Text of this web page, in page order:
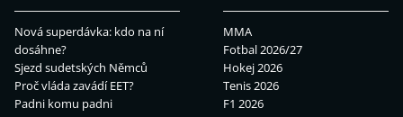
Nová superdávka: kdo na ní
dosáhne?
Sjezd sudetských Němců
Proč vláda zavádí EET?
Padni komu padni
MMA
Fotbal 2026/27
Hokej 2026
Tenis 2026
F1 2026